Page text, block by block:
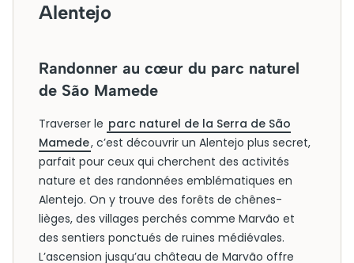
Alentejo
Randonner au cœur du parc naturel
de São Mamede
Traverser le parc naturel de la Serra de São
Mamede, c’est découvrir un Alentejo plus secret,
parfait pour ceux qui cherchent des activités
nature et des randonnées emblématiques en
Alentejo. On y trouve des forêts de chênes-
lièges, des villages perchés comme Marvão et
des sentiers ponctués de ruines médiévales.
L’ascension jusqu’au château de Marvão offre